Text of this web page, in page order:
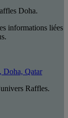
Doha.
informations liées
Doha, Qatar
Raffles.